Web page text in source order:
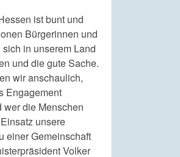
ist bunt und
Bürgerinnen und
in unserem Land
und die gute Sache.
wir anschaulich,
Engagement
die Menschen
unsere
einer Gemeinschaft
Volker